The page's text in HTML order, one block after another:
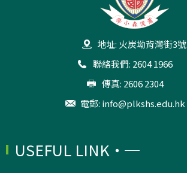
地址: 火炭坳背灣街3號
聯絡我們: 2604 1966
傳真: 2606 2304
電郵: info@plkshs.edu.hk
USEFUL LINK